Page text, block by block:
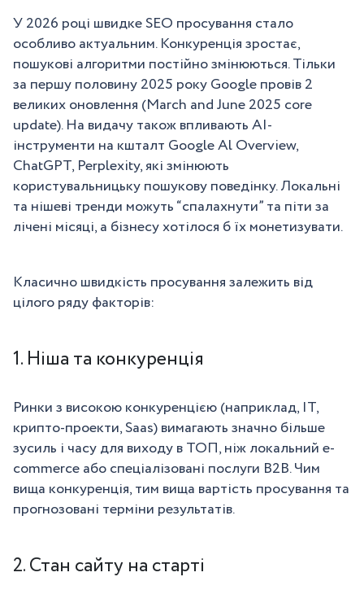
У 2026 році швидке SEO просування стало
особливо актуальним. Конкуренція зростає,
пошукові алгоритми постійно змінюються. Тільки
за першу половину 2025 року Google провів 2
великих оновлення (March and June 2025 core
update). На видачу також впливають AI-
інструменти на кшталт Google Al Overview,
ChatGPT, Perplexity, які змінюють
користувальницьку пошукову поведінку. Локальні
та нішеві тренди можуть “спалахнути” та піти за
лічені місяці, а бізнесу хотілося б їх монетизувати.
Класично швидкість просування залежить від
цілого ряду факторів:
1. Ніша та конкуренція
Ринки з високою конкуренцією (наприклад, IT,
крипто-проекти, Saas) вимагають значно більше
зусиль і часу для виходу в ТОП, ніж локальний e-
commerce або спеціалізовані послуги B2B. Чим
вища конкуренція, тим вища вартість просування та
прогнозовані терміни результатів.
2. Стан сайту на старті